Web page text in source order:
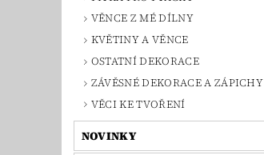
VĚNCE Z MÉ DÍLNY
KVĚTINY A VĚNCE
OSTATNÍ DEKORACE
ZÁVĚSNÉ DEKORACE A ZÁPICHY
VĚCI KE TVOŘENÍ
NOVINKY